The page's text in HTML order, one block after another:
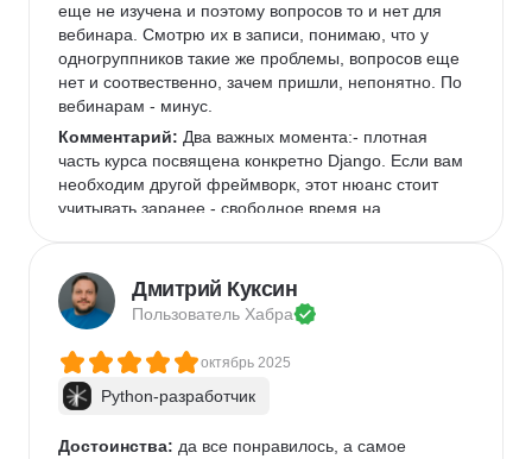
еще не изучена и поэтому вопросов то и нет для
вебинара. Смотрю их в записи, понимаю, что у
одногруппников такие же проблемы, вопросов еще
нет и соотвественно, зачем пришли, непонятно. По
вебинарам - минус.
Комментарий: Два важных момента:- плотная
часть курса посвящена конкретно Django. Если вам
необходим другой фреймворк, этот нюанс стоит
учитывать заранее.- свободное время на
нагонять очень тяжело
Дмитрий Куксин
Пользователь Хабра
октябрь 2025
Python-разработчик
Достоинства: да все понравилось, а самое